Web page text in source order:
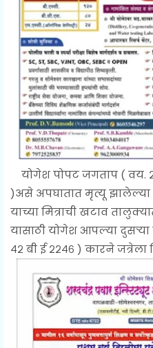
योगेश पोपट जगताप ( वय.
)असे अपघातात मृत्यू
याच्या मित्राची खटाव
यासाठी योगेश आपल्या दुसऱ्या
४२ बी ई २२४६ ) कारने जत्रेला